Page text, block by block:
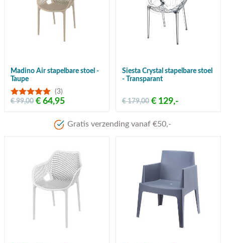
Madino Air stapelbare stoel -
Taupe
(3)
€ 64,95
€ 99,00
Siesta Crystal stapelbare stoel
- Transparant
€ 129,-
€ 179,00
Gratis verzending vanaf €50,-